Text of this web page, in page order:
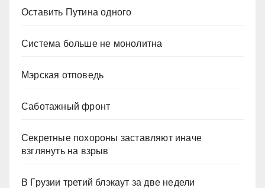
Оставить Путина одного
Система больше не монолитна
Мэрская отповедь
Саботажный фронт
Секретные похороны заставляют иначе
взглянуть на взрыв
В Грузии третий блэкаут за две недели